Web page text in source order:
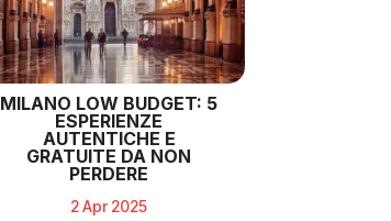
MILANO LOW BUDGET: 5
ESPERIENZE
AUTENTICHE E
GRATUITE DA NON
PERDERE
2 Apr 2025